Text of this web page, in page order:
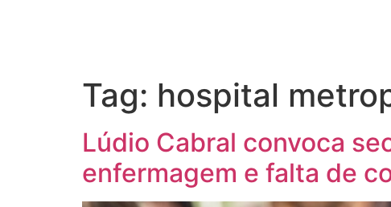
Tag: hospital
Lúdio Cabral convoca
enfermagem e falta de